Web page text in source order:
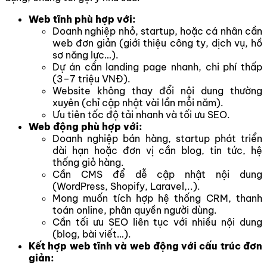
Web tĩnh phù hợp với:
Doanh nghiệp nhỏ, startup, hoặc cá nhân cần
web đơn giản (giới thiệu công ty, dịch vụ, hồ
sơ năng lực…).
Dự án cần landing page nhanh, chi phí thấp
(3–7 triệu VNĐ).
Website không thay đổi nội dung thường
xuyên (chỉ cập nhật vài lần mỗi năm).
Ưu tiên tốc độ tải nhanh và tối ưu SEO.
Web động phù hợp với:
Doanh nghiệp bán hàng, startup phát triển
dài hạn hoặc đơn vị cần blog, tin tức, hệ
thống giỏ hàng.
Cần CMS để dễ cập nhật nội dung
(WordPress, Shopify, Laravel,..).
Mong muốn tích hợp hệ thống CRM, thanh
toán online, phân quyền người dùng.
Cần tối ưu SEO liên tục với nhiều nội dung
(blog, bài viết…).
Kết hợp web tĩnh và web động với cấu trúc đơn
giản: